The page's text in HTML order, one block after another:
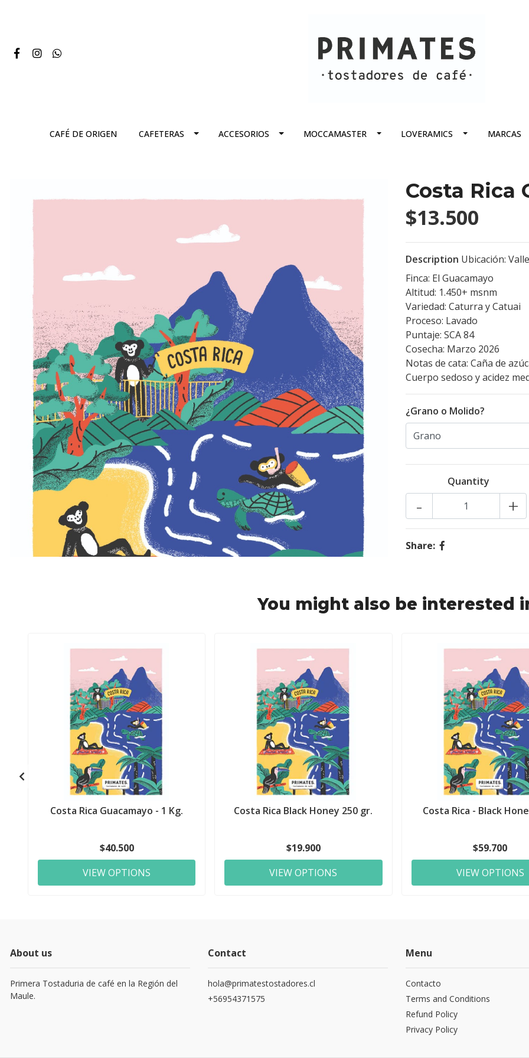
CAFÉ DE ORIGEN CAFETERAS ACCESORIOS MOCCAMASTER LOVERAMICS MARCAS
Costa Rica
$13.500
Description Ubicación:
Finca: El Guacamayo
Altitud: 1.450+ msnm
Variedad: Caturra y Catuai
Proceso: Lavado
Puntaje: SCA 84
Cosecha: Marzo 2026
Notas de cata: Caña de
Cuerpo sedoso y acidez
¿Grano o Molido?
Quantity
+
-
Share:
You might also be interested
Costa Rica Guacamayo - 1 Kg.
$40.500
VIEW OPTIONS
Costa Rica Black Honey 250 gr.
$19.900
VIEW OPTIONS
Costa Rica - Black
$59.700
VIEW OPTIONS
About us
Primera Tostaduria de café en la Región del
Maule.
Contact
hola@primatestostadores.cl
+56954371575
Menu
Contacto
Terms and Conditions
Refund Policy
Privacy Policy